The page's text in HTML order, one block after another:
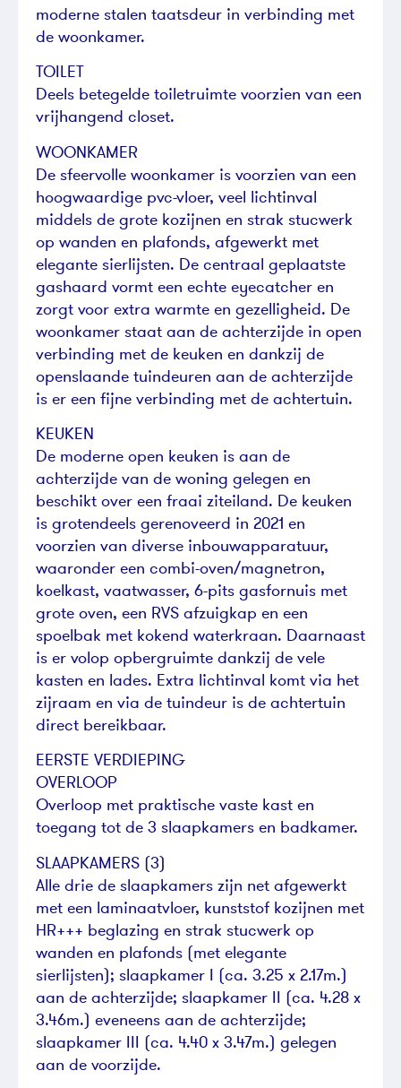
moderne stalen taatsdeur in verbinding met
de woonkamer.
TOILET
Deels betegelde toiletruimte voorzien van een
vrijhangend closet.
WOONKAMER
De sfeervolle woonkamer is voorzien van een
hoogwaardige pvc-vloer, veel lichtinval
middels de grote kozijnen en strak stucwerk
op wanden en plafonds, afgewerkt met
elegante sierlijsten. De centraal geplaatste
gashaard vormt een echte eyecatcher en
zorgt voor extra warmte en gezelligheid. De
woonkamer staat aan de achterzijde in open
verbinding met de keuken en dankzij de
openslaande tuindeuren aan de achterzijde
is er een fijne verbinding met de achtertuin.
KEUKEN
De moderne open keuken is aan de
achterzijde van de woning gelegen en
beschikt over een fraai ziteiland. De keuken
is grotendeels gerenoveerd in 2021 en
voorzien van diverse inbouwapparatuur,
waaronder een combi-oven/magnetron,
koelkast, vaatwasser, 6-pits gasfornuis met
grote oven, een RVS afzuigkap en een
spoelbak met kokend waterkraan. Daarnaast
is er volop opbergruimte dankzij de vele
kasten en lades. Extra lichtinval komt via het
zijraam en via de tuindeur is de achtertuin
direct bereikbaar.
EERSTE VERDIEPING
OVERLOOP
Overloop met praktische vaste kast en
toegang tot de 3 slaapkamers en badkamer.
SLAAPKAMERS (3)
Alle drie de slaapkamers zijn net afgewerkt
met een laminaatvloer, kunststof kozijnen met
HR+++ beglazing en strak stucwerk op
wanden en plafonds (met elegante
sierlijsten); slaapkamer I (ca. 3.25 x 2.17m.)
aan de achterzijde; slaapkamer II (ca. 4.28 x
3.46m.) eveneens aan de achterzijde;
slaapkamer III (ca. 4.40 x 3.47m.) gelegen
aan de voorzijde.